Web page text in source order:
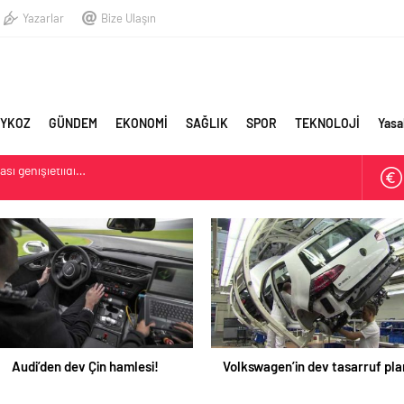
Yazarlar Bize Ulaşın
GÜNDEM EKONOMİ SAĞLIK SPOR TEKNOLOJİ
Kurulu görevinden istifa etti
Beykoz 10. Daire-i Belediye Kitabı Çıktı
genişletildi…
dev tasarruf planı! Dış dikiz aynaların yerine